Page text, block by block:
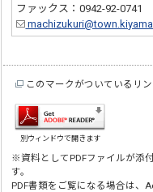
ファックス：0942-92-0741
このマークがついているリ
別ウィンドウで開きます
※資料としてPDFファイルが添
す。
PDF書類をご覧になる場合は、